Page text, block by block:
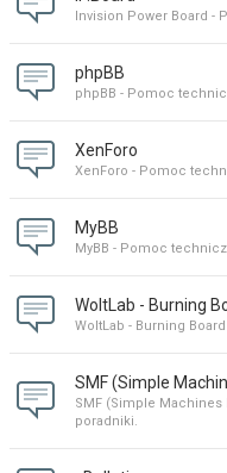
Invision Power Board -
phpBB
phpBB - Pomoc
XenForo
XenForo - Pomoc
MyBB
MyBB - Pomoc
WoltLab - Burning
WoltLab - Burning
SMF (Simple
SMF (Simple
poradniki.